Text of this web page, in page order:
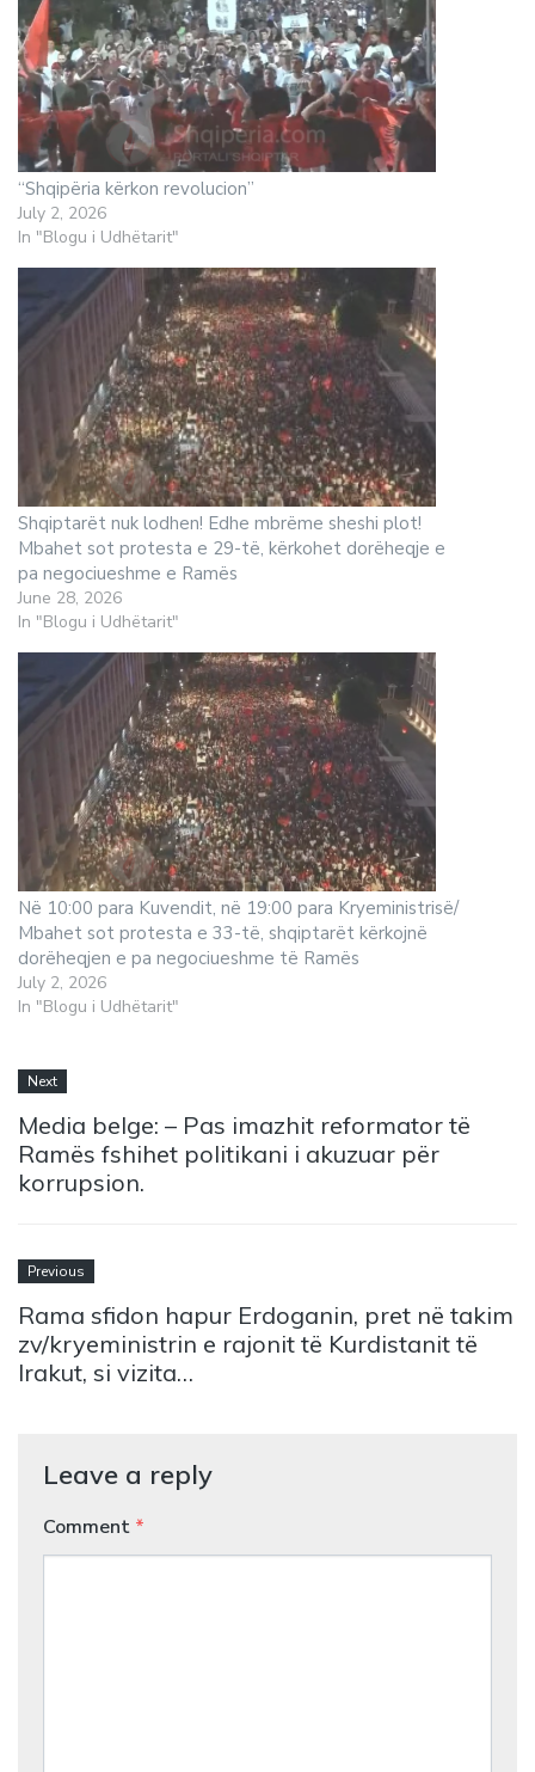
“Shqipëria kërkon revolucion”
July 2, 2026
In "Blogu i Udhëtarit"
Shqiptarët nuk lodhen! Edhe mbrëme sheshi plot!
Mbahet sot protesta e 29-të, kërkohet dorëheqje e
pa negociueshme e Ramës
June 28, 2026
In "Blogu i Udhëtarit"
Në 10:00 para Kuvendit, në 19:00 para Kryeministrisë/
Mbahet sot protesta e 33-të, shqiptarët kërkojnë
dorëheqjen e pa negociueshme të Ramës
July 2, 2026
In "Blogu i Udhëtarit"
Next
Media belge: – Pas imazhit reformator të
Ramës fshihet politikani i akuzuar për
korrupsion.
Previous
Rama sfidon hapur Erdoganin, pret në takim
zv/kryeministrin e rajonit të Kurdistanit të
Irakut, si vizita…
Leave a reply
Comment *